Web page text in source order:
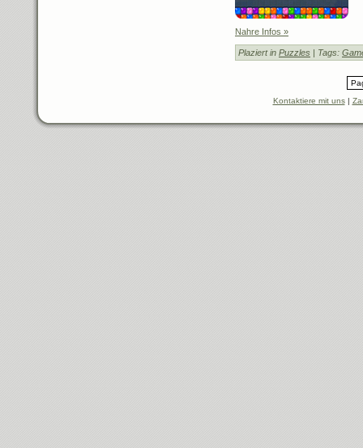
Nahre Infos »
Plaziert in Puzzles | Tags:
Kontaktiere mit uns|